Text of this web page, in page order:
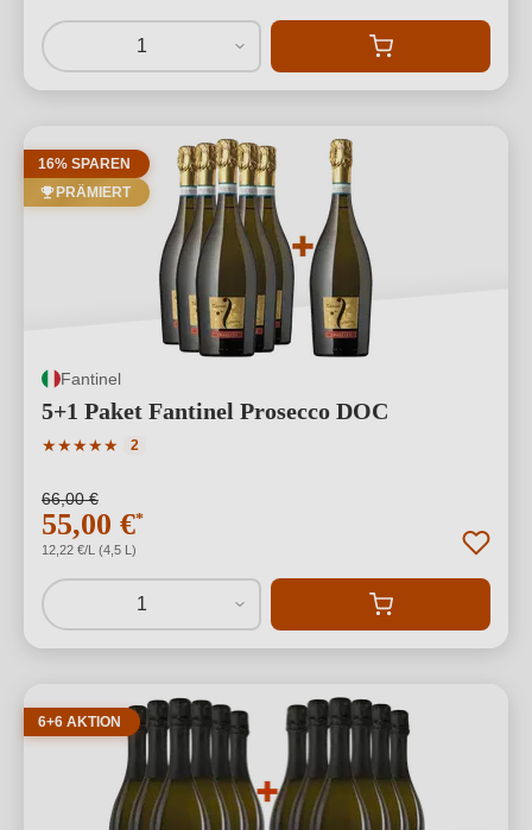
1
16% SPAREN
PRÄMIERT
Fantinel
5+1 Paket Fantinel Prosecco DOC
★★★★★
Durchschnittliche Bewertung von 5 von 5 Sternen
2
66,00 €
55,00 €*
12,22 €/L (4,5 L)
1
6+6 AKTION